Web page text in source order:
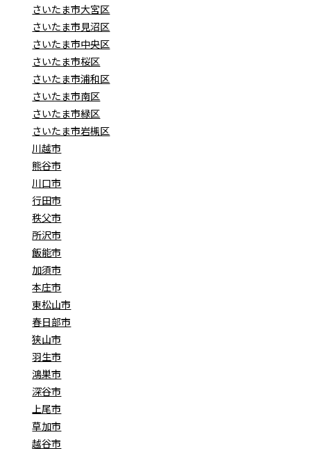
さいたま市大宮区
さいたま市見沼区
さいたま市中央区
さいたま市桜区
さいたま市浦和区
さいたま市南区
さいたま市緑区
さいたま市岩槻区
川越市
熊谷市
川口市
行田市
秩父市
所沢市
飯能市
加須市
本庄市
東松山市
春日部市
狭山市
羽生市
鴻巣市
深谷市
上尾市
草加市
越谷市